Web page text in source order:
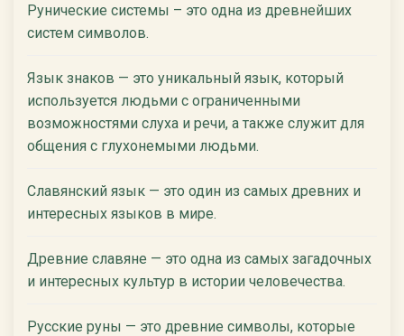
Рунические системы – это одна из древнейших
систем символов.
Язык знаков — это уникальный язык, который
используется людьми с ограниченными
возможностями слуха и речи, а также служит для
общения с глухонемыми людьми.
Славянский язык — это один из самых древних и
интересных языков в мире.
Древние славяне — это одна из самых загадочных
и интересных культур в истории человечества.
Русские руны — это древние символы, которые